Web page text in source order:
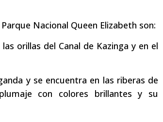
Nacional Queen Elizabeth son:
orillas del Canal de Kazinga y en el
y se encuentra en las riberas de
con colores brillantes y su